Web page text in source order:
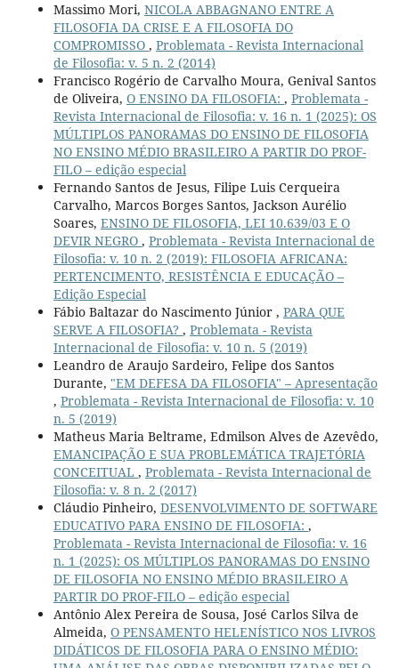
Massimo Mori, NICOLA ABBAGNANO ENTRE A
FILOSOFIA DA CRISE E A FILOSOFIA DO
COMPROMISSO , Problemata - Revista Internacional
de Filosofia: v. 5 n. 2 (2014)
Francisco Rogério de Carvalho Moura, Genival Santos
de Oliveira, O ENSINO DA FILOSOFIA: , Problemata -
Revista Internacional de Filosofia: v. 16 n. 1 (2025): OS
MÚLTIPLOS PANORAMAS DO ENSINO DE FILOSOFIA
NO ENSINO MÉDIO BRASILEIRO A PARTIR DO PROF-
FILO – edição especial
Fernando Santos de Jesus, Filipe Luis Cerqueira
Carvalho, Marcos Borges Santos, Jackson Aurélio
Soares, ENSINO DE FILOSOFIA, LEI 10.639/03 E O
DEVIR NEGRO , Problemata - Revista Internacional de
Filosofia: v. 10 n. 2 (2019): FILOSOFIA AFRICANA:
PERTENCIMENTO, RESISTÊNCIA E EDUCAÇÃO –
Edição Especial
Fábio Baltazar do Nascimento Júnior , PARA QUE
SERVE A FILOSOFIA? , Problemata - Revista
Internacional de Filosofia: v. 10 n. 5 (2019)
Leandro de Araujo Sardeiro, Felipe dos Santos
Durante, "EM DEFESA DA FILOSOFIA" – Apresentação
, Problemata - Revista Internacional de Filosofia: v. 10
n. 5 (2019)
Matheus Maria Beltrame, Edmilson Alves de Azevêdo,
EMANCIPAÇÃO E SUA PROBLEMÁTICA TRAJETÓRIA
CONCEITUAL , Problemata - Revista Internacional de
Filosofia: v. 8 n. 2 (2017)
Cláudio Pinheiro, DESENVOLVIMENTO DE SOFTWARE
EDUCATIVO PARA ENSINO DE FILOSOFIA: ,
Problemata - Revista Internacional de Filosofia: v. 16
n. 1 (2025): OS MÚLTIPLOS PANORAMAS DO ENSINO
DE FILOSOFIA NO ENSINO MÉDIO BRASILEIRO A
PARTIR DO PROF-FILO – edição especial
Antônio Alex Pereira de Sousa, José Carlos Silva de
Almeida, O PENSAMENTO HELENÍSTICO NOS LIVROS
DIDÁTICOS DE FILOSOFIA PARA O ENSINO MÉDIO: